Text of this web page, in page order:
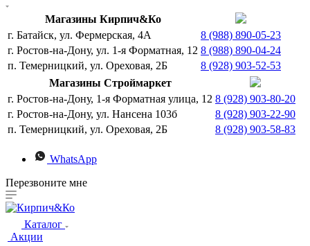
Магазины Кирпич&Ко
г. Батайск, ул. Фермерская, 4А
8 (988) 890-05-23
г. Ростов-на-Дону, ул. 1-я Форматная, 12 8 (988) 890-04-24
п. Темерницкий, ул. Ореховая, 2Б
8 (928) 903-52-53
Магазины Строймаркет
г. Ростов-на-Дону, 1-я Форматная улица, 12 8 (928) 903-80-20
г. Ростов-на-Дону, ул. Нансена 103б
8 (928) 903-22-90
п. Темерницкий, ул. Ореховая, 2Б
8 (928) 903-58-83
WhatsApp
Перезвоните мне
Каталог
Акции